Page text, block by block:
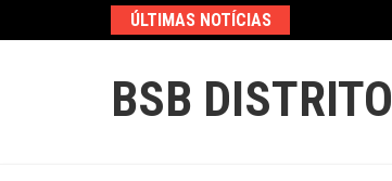
ÚLTIMAS NOTÍCIAS
BSB DISTRITO